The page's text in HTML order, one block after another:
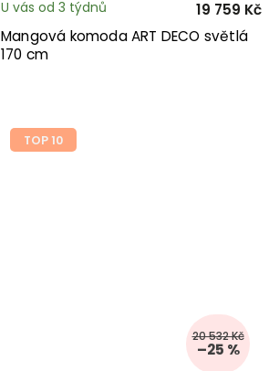
Mangová komoda ART DECO světlá
170 cm
U vás od 3 týdnů 19 759 Kč
TOP 10
20 532 Kč
–25 %